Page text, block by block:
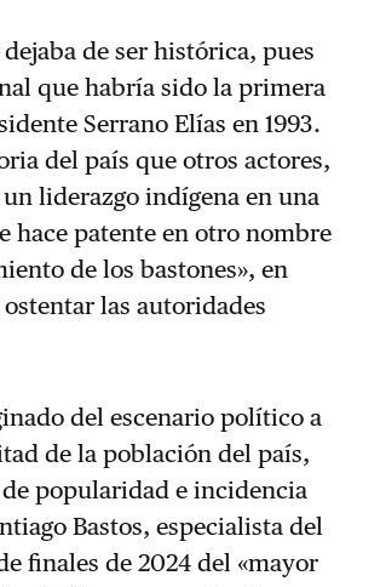
de ser histórica, pues
que habría sido la primera
Serrano Elías en 1993.
del país que otros actores,
liderazgo indígena en una
hace patente en otro nombre
de los bastones», en
las autoridades
del escenario político a
de la población del país,
popularidad e incidencia
Bastos, especialista del
finales de 2024 del «mayor